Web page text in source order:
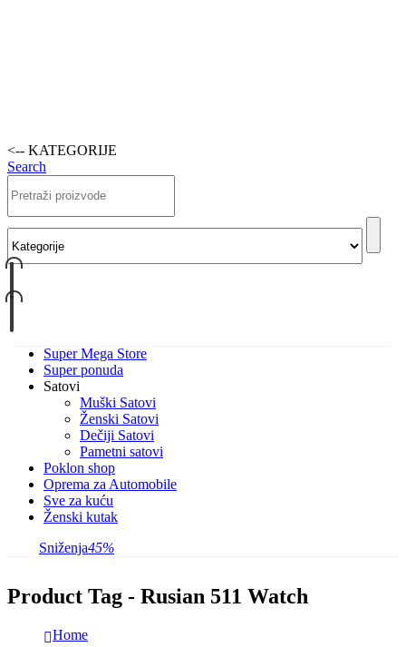
<-- KATEGORIJE
Search
Super Mega Store
Super ponuda
Satovi
Muški Satovi
Ženski Satovi
Dečiji Satovi
Pametni satovi
Poklon shop
Oprema za Automobile
Sve za kuću
Ženski kutak
Sniženja45%
Product Tag - Rusian 511 Watch
Home